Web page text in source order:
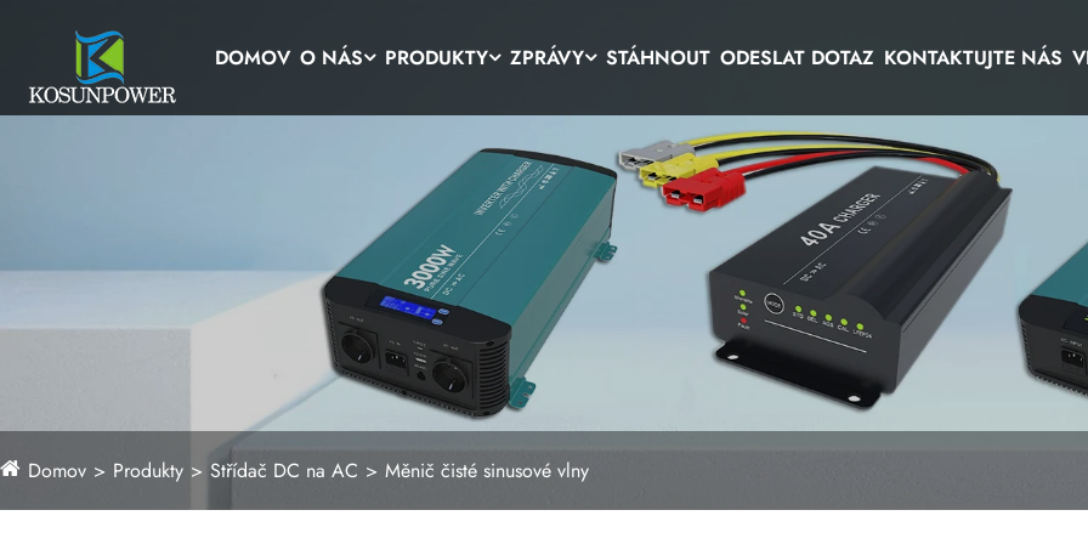
DOMOV O NÁS PRODUKTY ZPRÁVY STÁHNOUT ODESLAT DOTAZ KONTAKTUJTE NÁS
Domov Produkty Střídač DC na AC Měnič čisté sinusové vlny